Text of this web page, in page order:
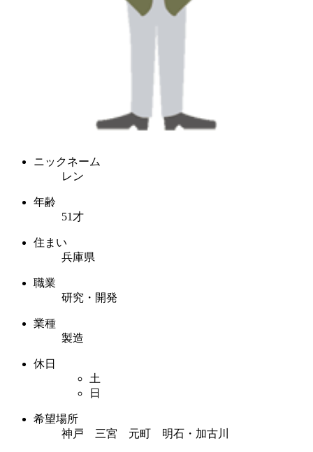
ニックネーム
レン
年齢
51才
住まい
兵庫県
職業
研究・開発
業種
製造
休日
土
日
希望場所
神戸 三宮 元町 明石・加古川